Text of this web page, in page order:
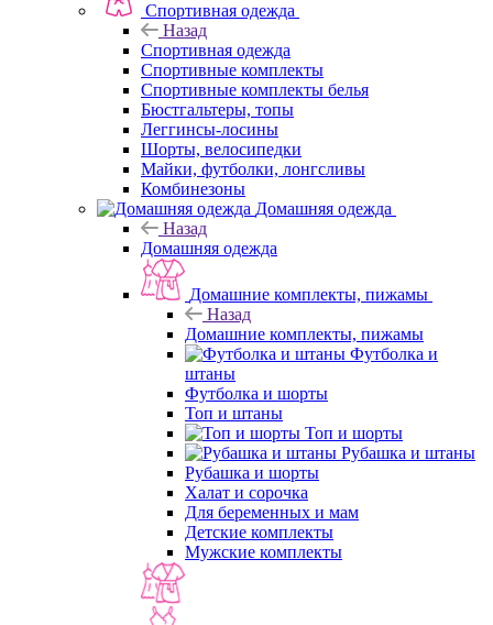
Спортивная одежда
Назад
Спортивная одежда
Спортивные комплекты
Спортивные комплекты белья
Бюстгальтеры, топы
Леггинсы-лосины
Шорты, велосипедки
Майки, футболки, лонгсливы
Комбинезоны
Домашняя одежда
Назад
Домашняя одежда
Домашние комплекты, пижамы
Назад
Домашние комплекты, пижамы
Футболка и
штаны
Футболка и шорты
Топ и штаны
Топ и шорты
Рубашка и штаны
Рубашка и шорты
Халат и сорочка
Для беременных и мам
Детские комплекты
Мужские комплекты